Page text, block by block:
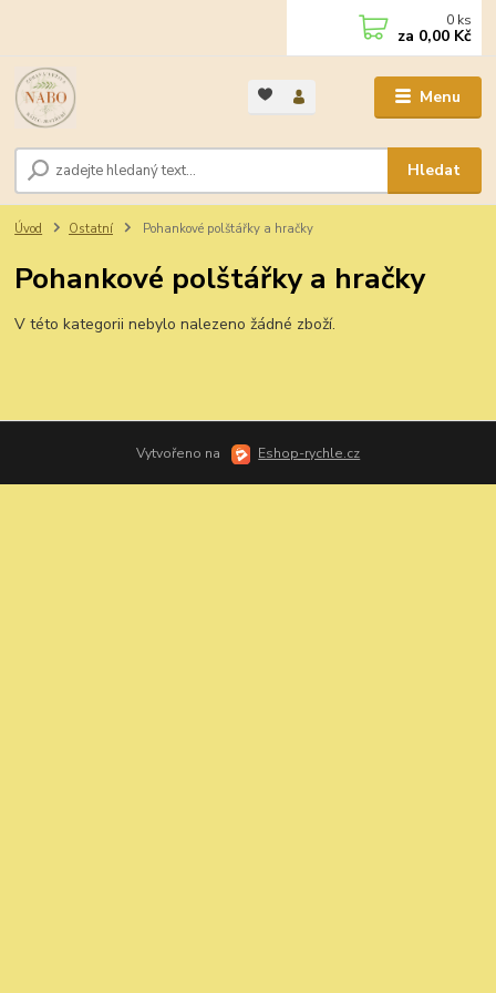
Menu
Hledat
0 ks
za 0,00 Kč
Úvod Ostatní Pohankové polštářky a hračky
Pohankové polštářky a hračky
V této kategorii nebylo nalezeno žádné zboží.
Vytvořeno na Eshop-rychle.cz